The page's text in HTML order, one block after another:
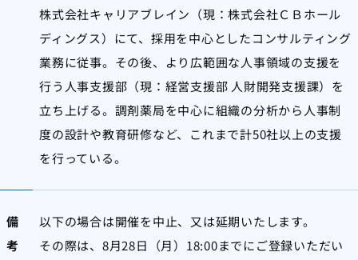
株式会社キャリアブレイン（現：株式会社ＣＢホール
ディングス）にて、採用を中心としたコンサルティング
業務に従事。その後、より広範囲な人事領域の支援を
行う人事支援部（現：経営支援部 人財開発支援課）を
立ち上げる。調剤薬局を中心に組織の分析から人事制
度の設計や教育研修など、これまで計50社以上の支援
を行っている。
備
考
以下の場合は開催を中止、又は延期いたします。
その際は、8月28日（月）18:00までにご登録いただい